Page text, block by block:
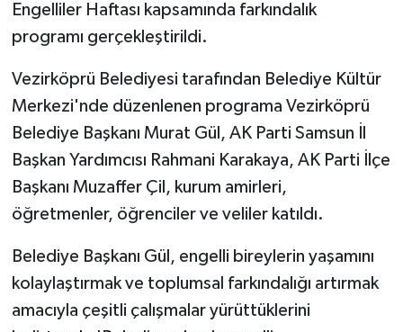
Engelliler Haftası kapsamında farkındalık
programı gerçekleştirildi.
Vezirköprü Belediyesi tarafından Belediye Kültür
Merkezi'nde düzenlenen programa Vezirköprü
Belediye Başkanı Murat Gül, AK Parti Samsun İl
Başkan Yardımcısı Rahmani Karakaya, AK Parti İlçe
Başkanı Muzaffer Çil, kurum amirleri,
öğretmenler, öğrenciler ve veliler katıldı.
Belediye Başkanı Gül, engelli bireylerin yaşamını
kolaylaştırmak ve toplumsal farkındalığı artırmak
amacıyla çeşitli çalışmalar yürüttüklerini